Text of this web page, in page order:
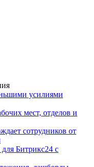
усилиями
мест, отделов и
сотрудников от
для Битрикс24 с